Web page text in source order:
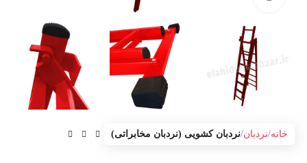
خانه نردبان نردبان کشویی (نردبان مخابراتی)